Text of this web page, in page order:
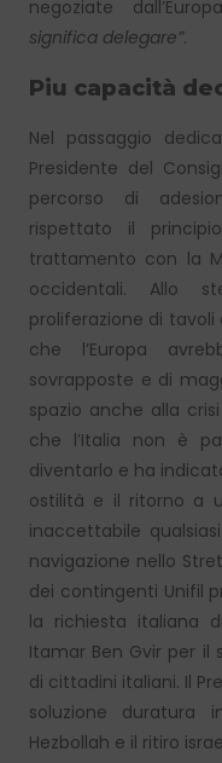
negoziate
significa delegare”.
Piu capacità
Nel passaggio
Presidente del
percorso di
rispettato il
trattamento con la
occidentali. Allo
proliferazione di
che l’Europa
sovrapposte e di
spazio anche alla
che l’Italia non è
diventarlo e ha
ostilità e il ritorno a
inaccettabile
navigazione nello
dei contingenti Unifil
la richiesta italiana
Itamar Ben Gvir per
di cittadini italiani. Il
soluzione duratura
Hezbollah e il ritiro